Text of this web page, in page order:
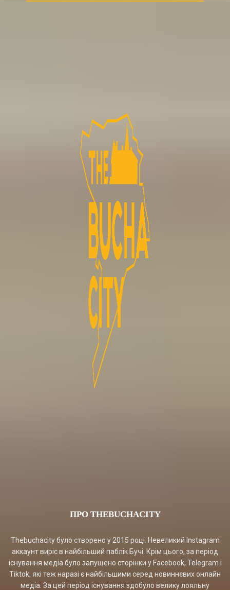
ПРО THEBUCHACITY
Thebuchacity було створено у 2015 році. Невеликий Instagram
аккаунт виріс в найбільший паблік Бучі. Крім цього, за період
існування медіа було запущено сторінки у Facebook, Telegram і
Tiktok, які теж наразі є найбільшими серед новиннєвих онлайн
медіа. За цей період існування здобуло велику лояльну